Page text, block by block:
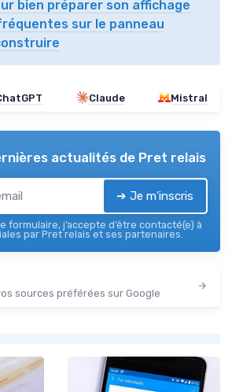
bien préparer son affichage
sur le panneau
Claude Mistral
actualités de Pret relais
➔ Je m'inscris
formulaire, j’accepte d’être contacté(e) à
par Pret relais et ses partenaires.
sources préférées sur Google